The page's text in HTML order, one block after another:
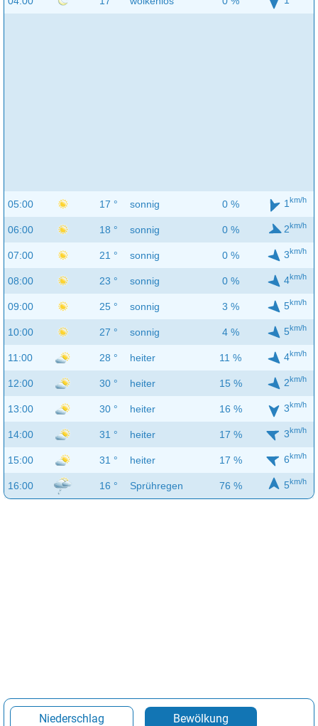
05:00 17 ° sonnig 0 % 1 km/h
06:00 18 ° sonnig 0 % 2km/h
07:00 21 ° sonnig 0 % 3km/h
08:00 23 ° sonnig 0 % 4km/h
09:00 25 ° sonnig 3 % 5km/h
10:00 27 ° sonnig 4 % 5km/h
11:00 28 ° heiter 11 % 4km/h
12:00 30 ° heiter 15 % 2km/h
13:00 30 ° heiter 16 % 3km/h
14:00 31 ° heiter 17 % 3km/h
15:00 31 ° heiter 17 % 6km/h
16:00 16 ° Sprühregen 76 % 5km/h
Niederschlag Bewölkung